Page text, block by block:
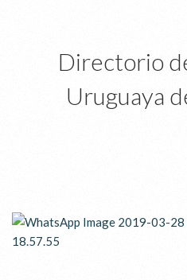
Directorio
Uruguaya